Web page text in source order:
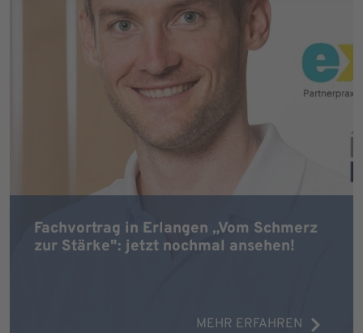
Fachvortrag in Erlangen „Vom Schmerz
zur Stärke": jetzt nochmal ansehen!
MEHR ERFAHREN